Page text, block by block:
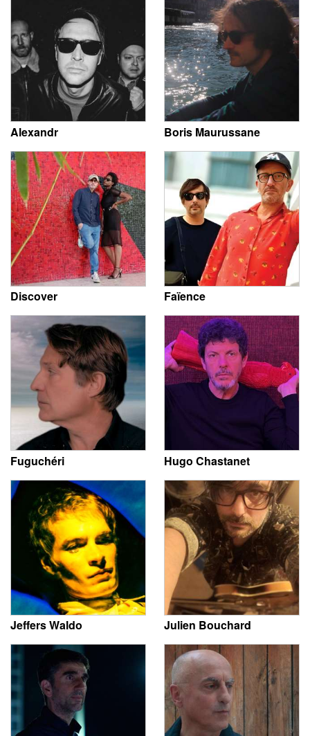
Alexandr Boris Maurussane
Discover Faïence
Fuguchéri Hugo Chastanet
Jeffers Waldo Julien Bouchard